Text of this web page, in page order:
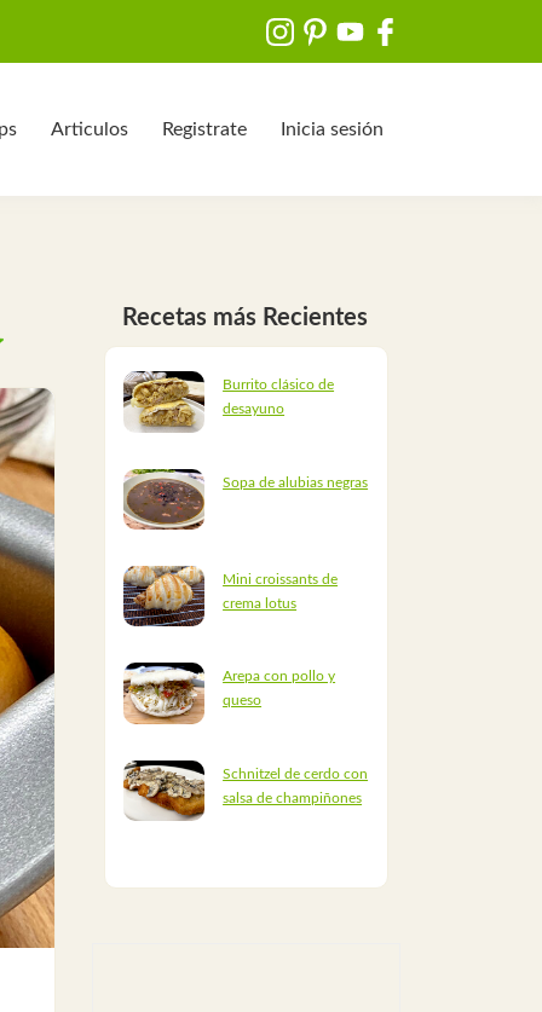
Articulos Registrate Inicia sesión
Recetas más Recientes
Burrito clásico de
desayuno
Sopa de alubias negras
Mini croissants de
crema lotus
Arepa con pollo y
queso
Schnitzel de cerdo con
salsa de champiñones